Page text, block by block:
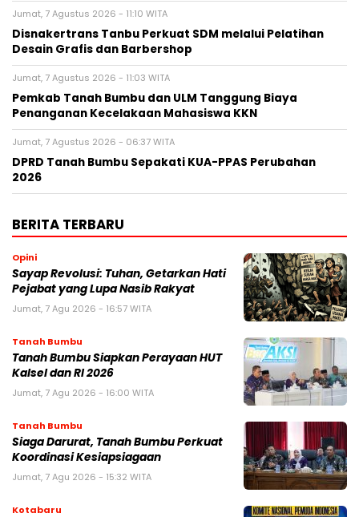
Jumat, 7 Agustus 2026 - 11:10 WITA
Disnakertrans Tanbu Perkuat SDM melalui Pelatihan
Desain Grafis dan Barbershop
Jumat, 7 Agustus 2026 - 11:03 WITA
Pemkab Tanah Bumbu dan ULM Tanggung Biaya
Penanganan Kecelakaan Mahasiswa KKN
Jumat, 7 Agustus 2026 - 06:37 WITA
DPRD Tanah Bumbu Sepakati KUA-PPAS Perubahan
2026
BERITA TERBARU
Opini
Sayap Revolusi: Tuhan, Getarkan Hati
Pejabat yang Lupa Nasib Rakyat
Jumat, 7 Agu 2026 - 16:57 WITA
Tanah Bumbu
Tanah Bumbu Siapkan Perayaan HUT
Kalsel dan RI 2026
Jumat, 7 Agu 2026 - 16:00 WITA
Tanah Bumbu
Siaga Darurat, Tanah Bumbu Perkuat
Koordinasi Kesiapsiagaan
Jumat, 7 Agu 2026 - 15:32 WITA
Kotabaru